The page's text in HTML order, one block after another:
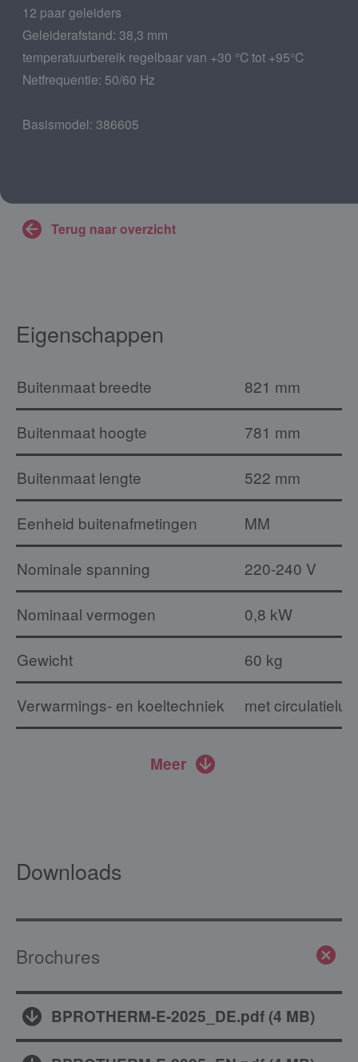
12 paar geleiders
Geleiderafstand: 38,3 mm
temperatuurbereik regelbaar van +30 °C tot +95°C
Netfrequentie: 50/60 Hz
Basismodel: 386605
Terug naar overzicht
Eigenschappen
Buitenmaat breedte 821 mm
Buitenmaat hoogte 781 mm
Buitenmaat lengte 522 mm
Eenheid buitenafmetingen MM
Nominale spanning 220-240 V
Nominaal vermogen 0,8 kW
Gewicht 60 kg
Verwarmings- en koeltechniek met
Meer
Downloads
Brochures
BPROTHERM-E-2025_DE.pdf (4 MB)